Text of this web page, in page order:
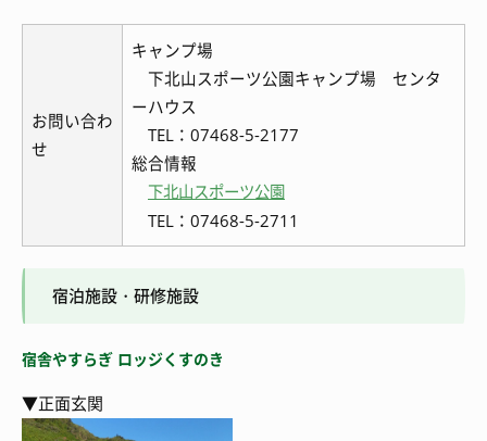
お問い合わ
せ
キャンプ場
下北山スポーツ公園キャンプ場 センタ
ーハウス
TEL：07468-5-2177
総合情報
下北山スポーツ公園
TEL：07468-5-2711
宿泊施設・研修施設
宿舎やすらぎ ロッジくすのき
▼正面玄関